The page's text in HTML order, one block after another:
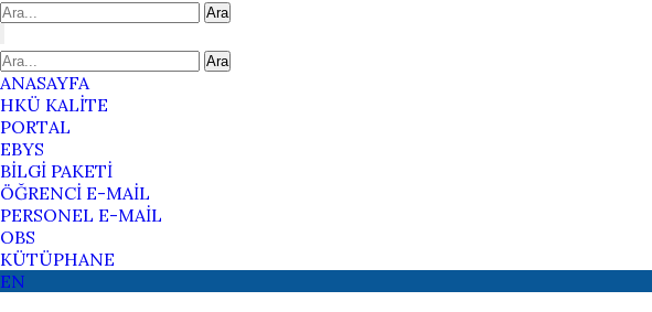
Ara
Ara
ANASAYFA
HKÜ KALİTE
PORTAL
EBYS
BİLGİ PAKETİ
ÖĞRENCİ E-MAİL
PERSONEL E-MAİL
OBS
KÜTÜPHANE
EN